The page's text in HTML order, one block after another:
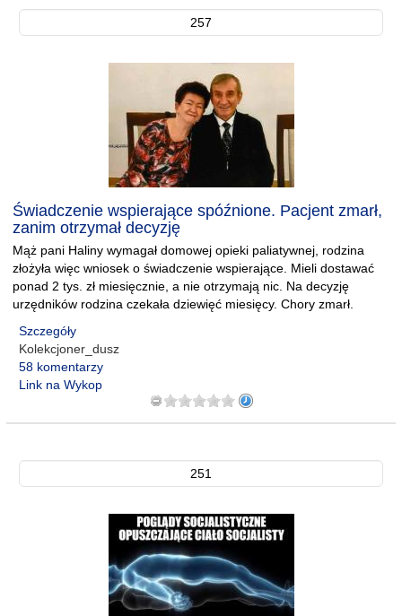
257
Świadczenie wspierające spóźnione. Pacjent zmarł,
zanim otrzymał decyzję
Mąż pani Haliny wymagał domowej opieki paliatywnej, rodzina
złożyła więc wniosek o świadczenie wspierające. Mieli dostawać
ponad 2 tys. zł miesięcznie, a nie otrzymają nic. Na decyzję
urzędników rodzina czekała dziewięć miesięcy. Chory zmarł.
Szczegóły
Kolekcjoner_dusz
58 komentarzy
Link na Wykop
251